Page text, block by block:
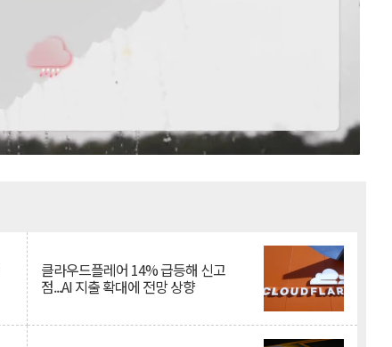
클라우드플레어 14% 급등해 신고
점...AI 지출 확대에 전망 상향